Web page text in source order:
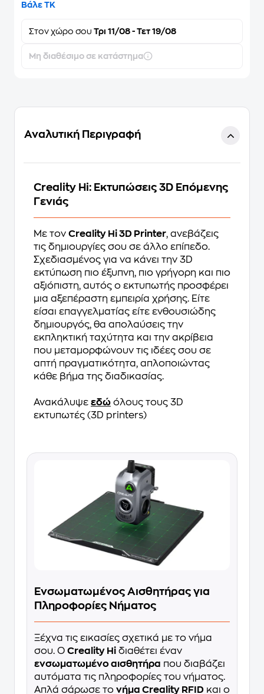
Βάλε ΤΚ
Στον χώρο σου Τρι 11/08 - Τετ 19/08
Μη διαθέσιμο σε κατάστημα
Αναλυτική Περιγραφή
Creality Hi: Εκτυπώσεις 3D Επόμενης
Γενιάς
Με τον Creality Hi 3D Printer, ανεβάζεις
τις δημιουργίες σου σε άλλο επίπεδο.
Σχεδιασμένος για να κάνει την 3D
εκτύπωση πιο έξυπνη, πιο γρήγορη και πιο
αξιόπιστη, αυτός ο εκτυπωτής προσφέρει
μια αξεπέραστη εμπειρία χρήσης. Είτε
είσαι επαγγελματίας είτε ενθουσιώδης
δημιουργός, θα απολαύσεις την
εκπληκτική ταχύτητα και την ακρίβεια
που μεταμορφώνουν τις ιδέες σου σε
απτή πραγματικότητα, απλοποιώντας
κάθε βήμα της διαδικασίας.
Ανακάλυψε εδώ όλους τους 3D
εκτυπωτές (3D printers)
Ενσωματωμένος Αισθητήρας για
Πληροφορίες Νήματος
Ξέχνα τις εικασίες σχετικά με το νήμα
σου. Ο Creality Hi διαθέτει έναν
ενσωματωμένο αισθητήρα που διαβάζει
αυτόματα τις πληροφορίες του νήματος.
Απλά σάρωσε το νήμα Creality RFID και ο